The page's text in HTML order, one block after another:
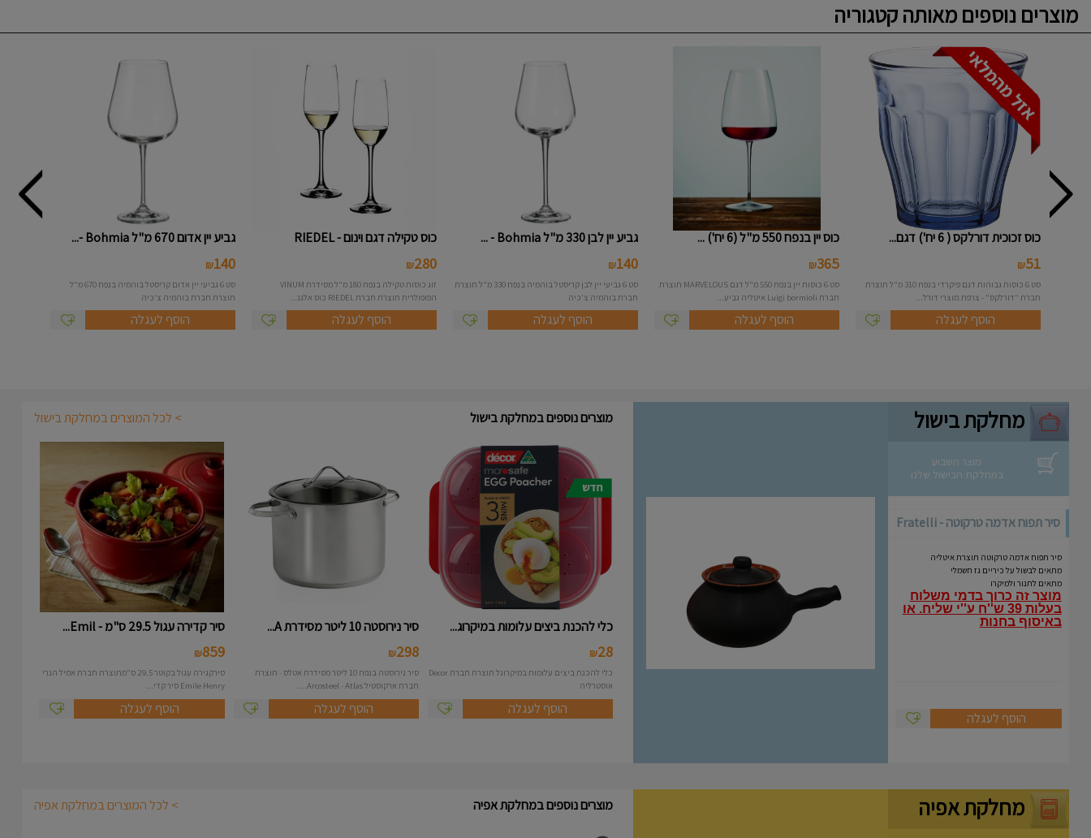
מוצרים נוספים מאותה קטגוריה
כוס זכוכית דורלקס ( 6 יח') דגם...
51
₪
סט 6 כוסות גבוהות דגם פיקרדי בנפח 310 מ"ל תוצרת
חברת "דורלקס" - צרפת.מוצרי דורל...
הוסף לעגלה
כוס יין בנפח 550 מ"ל (6 יח') ...
365
₪
סט 6 כוסות יין בנפח 550 מ"ל דגם MARVELOUS תוצרת
חברת Luigi bormioli איטליה גביע...
הוסף לעגלה
גביע יין לבן 330 מ"ל Bohmia - ...
140
₪
סט 6 גביעי יין לבן קריסטל בוהמיה בנפח 330 מ"ל תוצרת
חברת בוהמיה צ'כיה
הוסף לעגלה
כוס טקילה דגם וינום - RIEDEL
280
₪
זוג כוסות טקילה בנפח 180 מ"ל מסידרת VINUM
הפופולרית תוצרת חברת RIEDEL כוס אלגנ...
הוסף לעגלה
גביע יין אדום 670 מ"ל Bohmia -...
140
₪
סט 6 גביעי יין אדום קריסטל בוהמיה בנפח 670 מ"ל
תוצרת חברת בוהמיה צ'כיה
הוסף לעגלה
מחלקת בישול
מוצר השבוע
במחלקת הבישול שלנו
סיר תפוח אדמה טרקוטה - Fratelli
סיר תפוח אדמה טרקוטה תוצרת איטליה
מתאים לבשול על כיריים גז חשמלי
מתאים לתנור ולמיקרו
מוצר זה כרוך בדמי משלוח
בעלות 39 ש''ח ע''י שליח.
או
באיסוף בחנות
הוסף לעגלה
מוצרים נוספים במחלקת בישול > לכל המוצרים במחלקת בישול
כלי להכנת ביצים עלומות במיקרוג...
28
₪
כלי להכנת ביצים עלומות במיקרוגל תוצרת חברת Decor
אוסטרליה
הוסף לעגלה
סיר נירוסטה 10 ליטר מסידרת A...
298
₪
סיר נירוסטה בנפח 10 ליטר מסידרת אטלס - תוצרת
חברת ארקוסטיל Arcosteel - Atlas....
הוסף לעגלה
סיר קדירה עגול 29.5 ס"מ - Emil...
859
₪
סירקגירה עגול בקוטר 29.5 ס"מתוצרת חברת אמיל הנרי
Emile Henry סיר קדי...
הוסף לעגלה
מחלקת אפיה מוצרים נוספים במחלקת אפיה > לכל המוצרים במחלקת אפיה